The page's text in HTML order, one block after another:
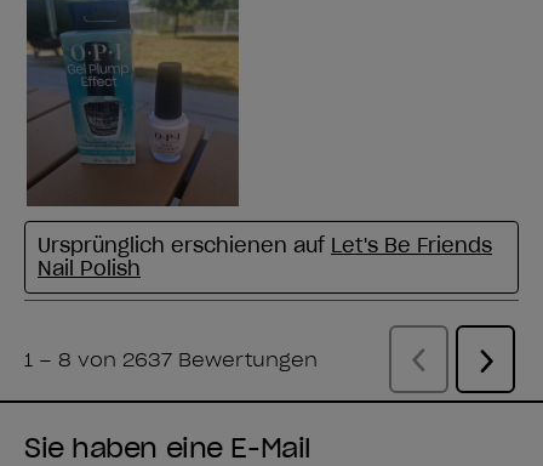
Sie haben eine E-Mail